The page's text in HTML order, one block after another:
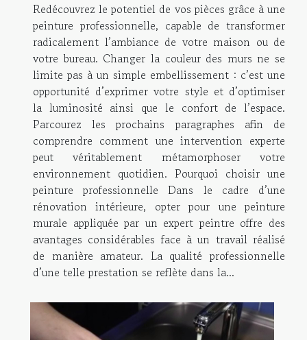
Redécouvrez le potentiel de vos pièces grâce à une
peinture professionnelle, capable de transformer
radicalement l’ambiance de votre maison ou de
votre bureau. Changer la couleur des murs ne se
limite pas à un simple embellissement : c’est une
opportunité d’exprimer votre style et d’optimiser
la luminosité ainsi que le confort de l’espace.
Parcourez les prochains paragraphes afin de
comprendre comment une intervention experte
peut véritablement métamorphoser votre
environnement quotidien. Pourquoi choisir une
peinture professionnelle Dans le cadre d’une
rénovation intérieure, opter pour une peinture
murale appliquée par un expert peintre offre des
avantages considérables face à un travail réalisé
de manière amateur. La qualité professionnelle
d’une telle prestation se reflète dans la...